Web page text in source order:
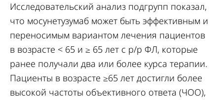
Исследовательский анализ подгрупп показал,
что мосунетузумаб может быть эффективным и
переносимым вариантом лечения пациентов
в возрасте < 65 и ≥ 65 лет с р/р ФЛ, которые
ранее получали два или более курса терапии.
Пациенты в возрасте ≥65 лет достигли более
высокой частоты объективного ответа (ЧОО),